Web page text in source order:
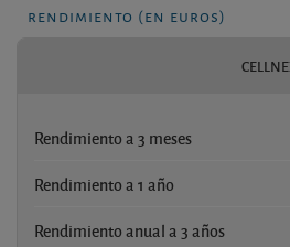
rendimiento (en euros)
Rendimiento a 3 meses
Rendimiento a 1 año
Rendimiento anual a 3 años